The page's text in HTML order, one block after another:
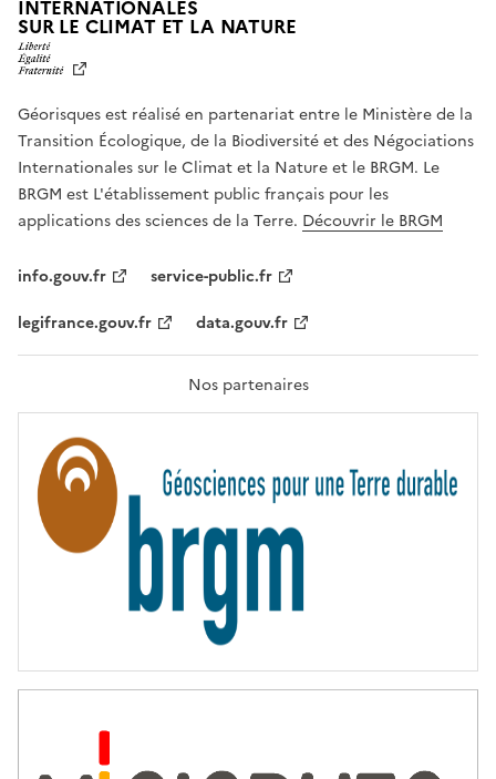
INTERNATIONALES
SUR LE CLIMAT ET LA NATUREL
T
É
,
É
G
A
L
F
A
T
R
T
É
Géorisques est réalisé en partenariat entre le Ministère de la
Transition Écologique, de la Biodiversité et des Négociations
Internationales sur le Climat et la Nature et le BRGM. Le
BRGM est L'établissement public français pour les
applications des sciences de la Terre. Découvrir le BRGM
info.gouv.fr
service-public.fr
legifrance.gouv.fr
data.gouv.fr
Nos partenaires